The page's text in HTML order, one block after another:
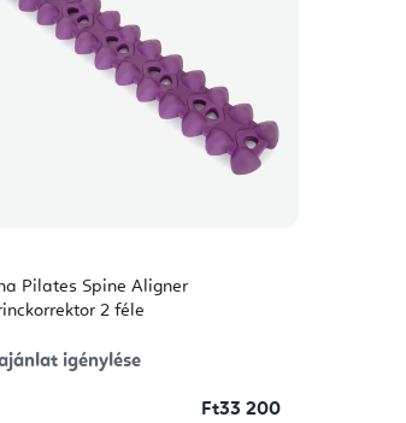
Pilates Spine Aligner
2 féle
igénylése
Ft33 200